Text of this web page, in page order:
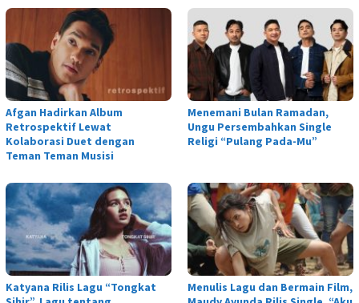
Afgan Hadirkan Album
Retrospektif Lewat
Kolaborasi Duet dengan
Teman Teman Musisi
Menemani Bulan Ramadan,
Ungu Persembahkan Single
Religi “Pulang Pada-Mu”
Katyana Rilis Lagu “Tongkat
Menulis Lagu dan Bermain Film,